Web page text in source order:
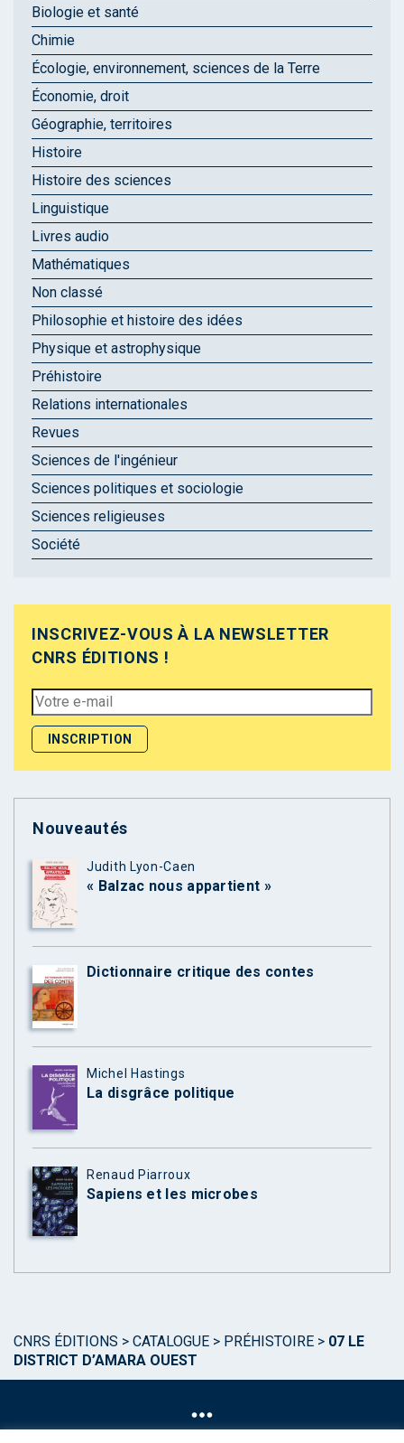
Biologie et santé
Chimie
Écologie, environnement, sciences de la Terre
Économie, droit
Géographie, territoires
Histoire
Histoire des sciences
Linguistique
Livres audio
Mathématiques
Non classé
Philosophie et histoire des idées
Physique et astrophysique
Préhistoire
Relations internationales
Revues
Sciences de l'ingénieur
Sciences politiques et sociologie
Sciences religieuses
Société
INSCRIVEZ-VOUS À LA NEWSLETTER
CNRS ÉDITIONS !
Nouveautés
Judith Lyon-Caen
« Balzac nous appartient »
Dictionnaire critique des contes
Michel Hastings
La disgrâce politique
Renaud Piarroux
Sapiens et les microbes
CNRS ÉDITIONS > CATALOGUE > PRÉHISTOIRE > 07 LE
DISTRICT D’AMARA OUEST